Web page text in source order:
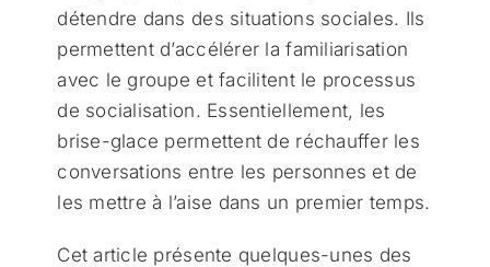
détendre dans des situations sociales. Ils
permettent d’accélérer la familiarisation
avec le groupe et facilitent le processus
de socialisation. Essentiellement, les
brise-glace permettent de réchauffer les
conversations entre les personnes et de
les mettre à l’aise dans un premier temps.
Cet article présente quelques-unes des